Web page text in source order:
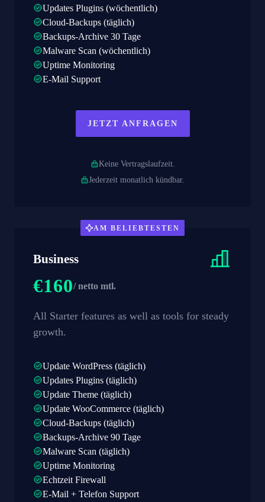
Updates Plugins (wöchentlich)
Cloud-Backups (täglich)
Backups-Archive 30 Tage
Malware Scan (wöchentlich)
Uptime Monitoring
E-Mail Support
JETZT ANFRAGEN
Keine Vertragslaufzeit.
Jederzeit monatlich kündbar.
AM BELIEBTESTEN
Business
€160/ netto mtl.
All Starter features as well as tools for steady
growth.
Update WordPress (täglich)
Updates Plugins (täglich)
Update Theme (täglich)
Update WooCommerce (täglich)
Cloud-Backups (täglich)
Backups-Archive 90 Tage
Malware Scan (täglich)
Uptime Monitoring
Echtzeit Firewall
E-Mail + Telefon Support